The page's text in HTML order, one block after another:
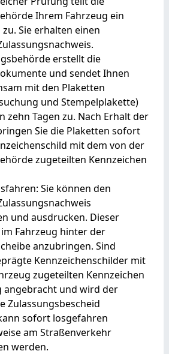
Ihrem Fahrzeug ein
Sie erhalten einen
erstellt die
und sendet Ihnen
mit den Plaketten
und Stempelplakette)
zehn Tagen zu. Nach Erhalt der
Sie die Plaketten sofort
mit dem von der
zugeteilten Kennzeichen
Sie können den
und ausdrucken. Dieser
Fahrzeug hinter der
anzubringen. Sind
Kennzeichenschilder mit
zugeteilten Kennzeichen
angebracht und wird der
Zulassungsbescheid
sofort losgefahren
am Straßenverkehr
werden.